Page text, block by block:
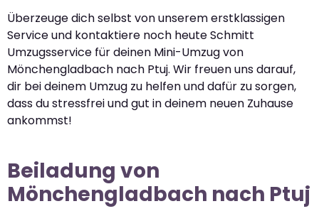
Überzeuge dich selbst von unserem erstklassigen
Service und kontaktiere noch heute Schmitt
Umzugsservice für deinen Mini-Umzug von
Mönchengladbach nach Ptuj. Wir freuen uns darauf,
dir bei deinem Umzug zu helfen und dafür zu sorgen,
dass du stressfrei und gut in deinem neuen Zuhause
ankommst!
Beiladung von
Mönchengladbach nach Ptuj